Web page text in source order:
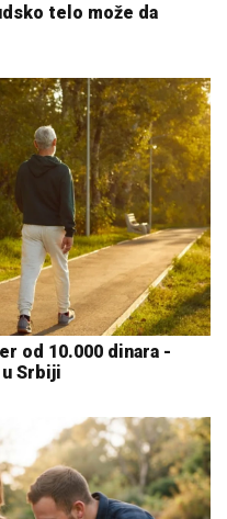
telo može da
od 10.000 dinara -
Srbiji